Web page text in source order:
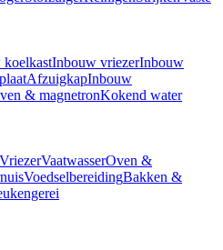
Inbouw vriezerInbouw
AfzuigkapInbouw
& magnetronKokend water
VriezerVaatwasserOven &
VoedselbereidingBakken &